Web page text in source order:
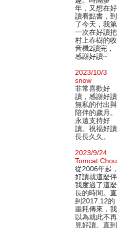
年，又想在好
讀看點書，到
了今天，我第
一次在好讀把
村上春樹的收
音機2讀完，
感謝好讀~
2023/10/3
snow
非常喜歡好
讀，感謝好讀
無私的付出與
陪伴的歲月。
永遠支持好
讀。祝福好讀
長長久久。
2023/9/24
Tomcat Chou
從2006年起，
好讀就這麼伴
我度過了這麼
長的時間。直
到2017.12的
噩耗傳來，我
以為就此不再
見好讀。直到